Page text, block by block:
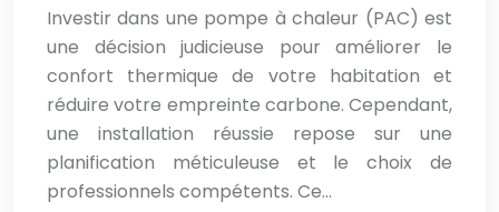
Investir dans une pompe à chaleur (PAC) est
une décision judicieuse pour améliorer le
confort thermique de votre habitation et
réduire votre empreinte carbone. Cependant,
une installation réussie repose sur une
planification méticuleuse et le choix de
professionnels compétents. Ce…